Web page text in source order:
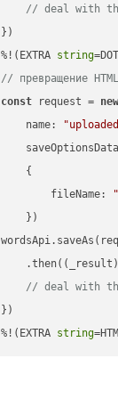
// deal with
})
%!(EXTRA string
// превращение
const request = new
name:
saveOptionsData
    {
fileName:
    })
    .then(
( _result
// deal with
})
%!(EXTRA string